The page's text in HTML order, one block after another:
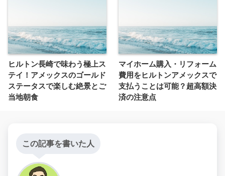
ヒルトン長崎で味わう極上ス
テイ！アメックスのゴールド
ステータスで楽しむ絶景とご
当地朝食
マイホーム購入・リフォーム
費用をヒルトンアメックスで
支払うことは可能？超高額決
済の注意点
この記事を書いた人